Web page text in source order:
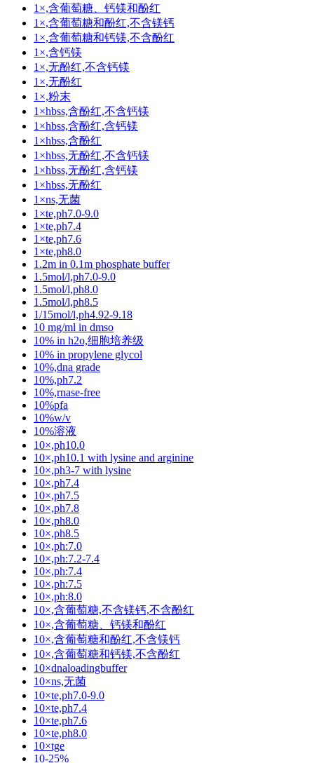
1×,含葡萄糖、钙镁和酚红
1×,含葡萄糖和酚红,不含镁钙
1×,含葡萄糖和钙镁,不含酚红
1×,含钙镁
1×,无酚红,不含钙镁
1×,无酚红
1×,粉末
1×hbss,含酚红,不含钙镁
1×hbss,含酚红,含钙镁
1×hbss,含酚红
1×hbss,无酚红,不含钙镁
1×hbss,无酚红,含钙镁
1×hbss,无酚红
1×ns,无菌
1×te,ph7.0-9.0
1×te,ph7.4
1×te,ph7.6
1×te,ph8.0
1.2m in 0.1m phosphate buffer
1.5mol/l,ph7.0-9.0
1.5mol/l,ph8.0
1.5mol/l,ph8.5
1/15mol/l,ph4.92-9.18
10 mg/ml in dmso
10% in h2o,细胞培养级
10% in propylene glycol
10%,dna grade
10%,ph7.2
10%,rnase-free
10%pfa
10%w/v
10%溶液
10×,ph10.0
10×,ph10.1 with lysine and arginine
10×,ph3-7 with lysine
10×,ph7.4
10×,ph7.5
10×,ph7.8
10×,ph8.0
10×,ph8.5
10×,ph:7.0
10×,ph:7.2-7.4
10×,ph:7.4
10×,ph:7.5
10×,ph:8.0
10×,含葡萄糖,不含镁钙,不含酚红
10×,含葡萄糖、钙镁和酚红
10×,含葡萄糖和酚红,不含镁钙
10×,含葡萄糖和钙镁,不含酚红
10×dnaloadingbuffer
10×ns,无菌
10×te,ph7.0-9.0
10×te,ph7.4
10×te,ph7.6
10×te,ph8.0
10×tge
10-25%